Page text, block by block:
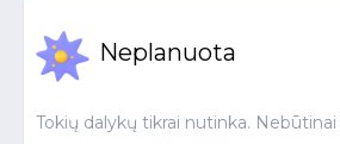
Neplanuota
Tokių dalykų tikrai nutinka.